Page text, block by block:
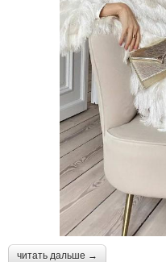
читать дальше →